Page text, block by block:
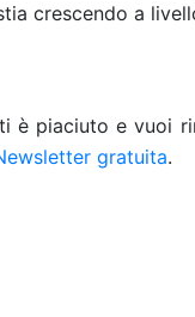
crescendo a
è piaciuto e vuoi
gratuita.